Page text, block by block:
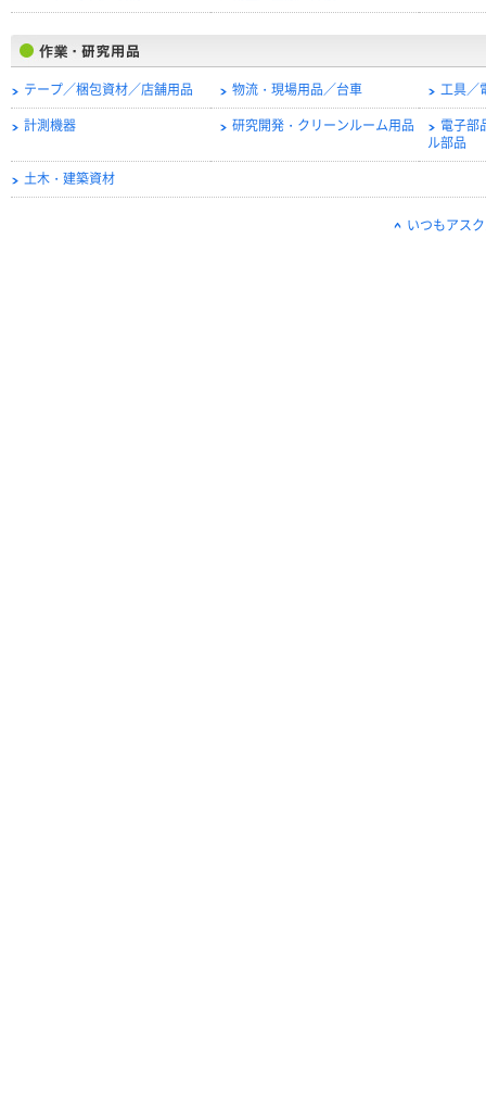
テープ／梱包資材／店舗用品 物流・現場用品／台車 工具／
計測機器 研究開発・クリーンルーム用品
電子部
ル部品
土木・建築資材
いつもアス